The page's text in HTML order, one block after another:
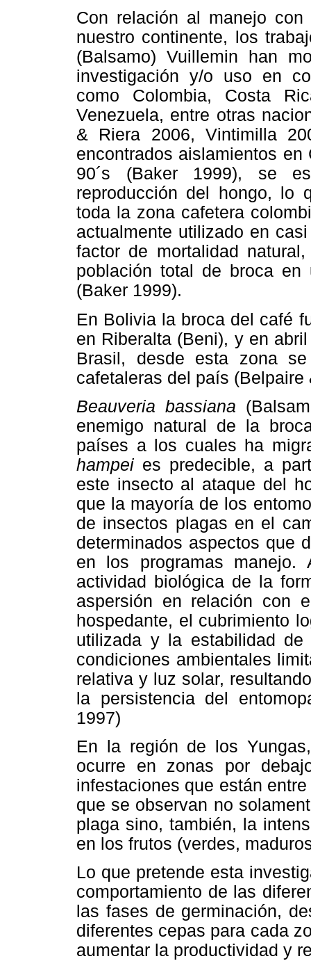
Con relación al manejo
nuestro continente, los
(Balsamo) Vuillemin han
investigación y/o uso en
como Colombia, Costa
Venezuela, entre otras
& Riera 2006, Vintimilla
encontrados aislamientos
90´s (Baker 1999), se
reproducción del hongo, lo
toda la zona cafetera
actualmente utilizado en
factor de mortalidad
población total de broca
(Baker 1999).
En Bolivia la broca del café
en Riberalta (Beni), y en
Brasil, desde esta zona
cafetaleras del país (Belpaire
Beauveria bassiana
enemigo natural de la
países a los cuales ha
hampei es predecible, a
este insecto al ataque del
que la mayoría de los
de insectos plagas en el
determinados aspectos que
en los programas
actividad biológica de la
aspersión en relación con
hospedante, el cubrimiento
utilizada y la estabilidad
condiciones ambientales
relativa y luz solar,
la persistencia del
1997)
En la región de los
ocurre en zonas por
infestaciones que están
que se observan no
plaga sino, también, la
en los frutos (verdes,
Lo que pretende esta
comportamiento de las
las fases de germinación,
diferentes cepas para cada
aumentar la productividad y